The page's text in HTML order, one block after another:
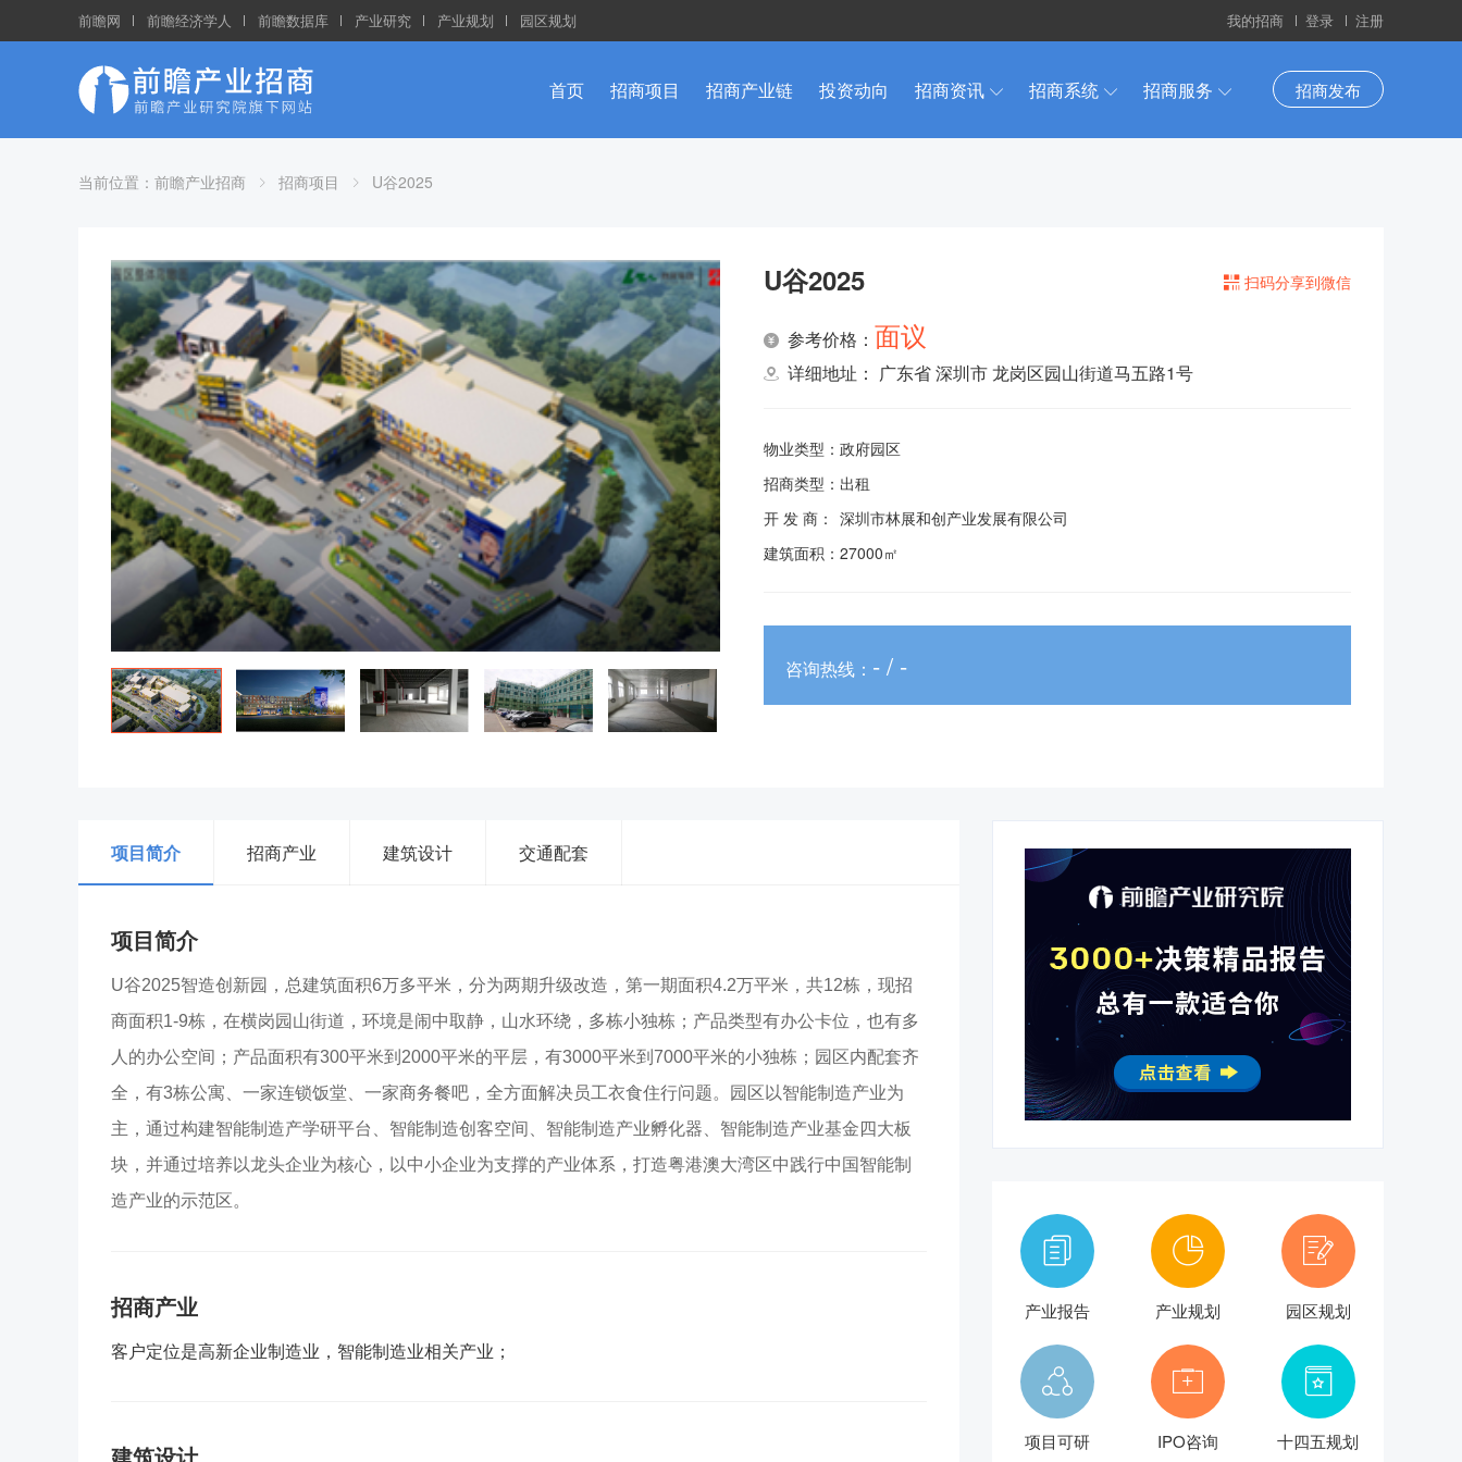
前瞻网 前瞻经济学人 前瞻数据库 产业研究 产业规划 园区规划 我的招商 登录 注册
首页 招商项目 招商产业链 投资动向 招商资讯 招商系统 招商服务 招商发布
当前位置： 前瞻产业招商 招商项目 U谷2025
U谷2025 扫码分享到微信
参考价格： 面议
详细地址： 广东省 深圳市 龙岗区园山街道马五路1号
物业类型： 政府园区
招商类型： 出租
开 发 商： 深圳市林展和创产业发展有限公司
建筑面积： 27000㎡
咨询热线： - / -
项目简介 招商产业 建筑设计 交通配套
项目简介
U谷2025智造创新园，总建筑面积6万多平米，分为两期升级改造，第一期面积4.2万平米，共12栋，现招
商面积1-9栋，在横岗园山街道，环境是闹中取静，山水环绕，多栋小独栋；产品类型有办公卡位，也有多
人的办公空间；产品面积有300平米到2000平米的平层，有3000平米到7000平米的小独栋；园区内配套齐
全，有3栋公寓、一家连锁饭堂、一家商务餐吧，全方面解决员工衣食住行问题。园区以智能制造产业为
主，通过构建智能制造产学研平台、智能制造创客空间、智能制造产业孵化器、智能制造产业基金四大板
块，并通过培养以龙头企业为核心，以中小企业为支撑的产业体系，打造粤港澳大湾区中践行中国智能制
造产业的示范区。
招商产业
客户定位是高新企业制造业，智能制造业相关产业；
产业报告 产业规划 园区规划
项目可研 IPO咨询 十四五规划